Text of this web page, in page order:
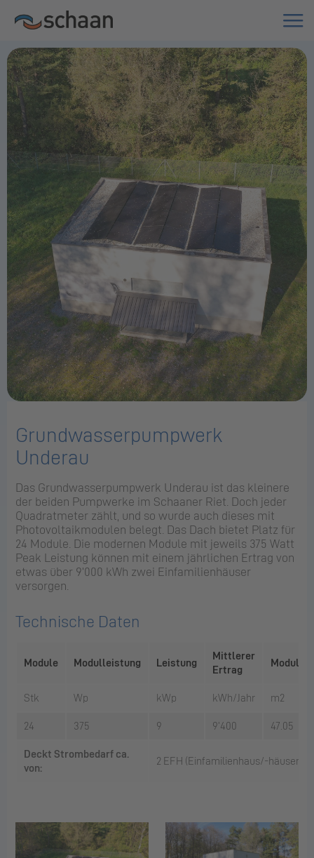
Grundwasserpumpwerk
Underau
Das Grundwasserpumpwerk Underau ist das kleinere
der beiden Pumpwerke im Schaaner Riet. Doch jeder
Quadratmeter zählt, und so wurde auch dieses mit
Photovoltaikmodulen belegt. Das Dach bietet Platz für
24 Module. Die modernen Module mit jeweils 375 Watt
Peak Leistung können mit einem jährlichen Ertrag von
etwas über 9’000 kWh zwei Einfamilienhäuser
versorgen.
Technische Daten
Module Modulleistung Leistung
Mittlerer
Ertrag
Stk Wp kWp kWh/Jahr
m2
24
375 9 9’400
47.05
Deckt Strombedarf ca.
von:
2 EFH (Einfamilienhaus/-häuser)